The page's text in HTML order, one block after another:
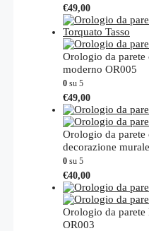
possono
essere
scelte
nella
pagina
del
€49,00
Orologio da parete
moderno OR005
0 su 5
€49,00
Orologio da parete
decorazione
0 su 5
€40,00Questo
prodotto
ha
più
varianti.
Orologio da parete
OR003